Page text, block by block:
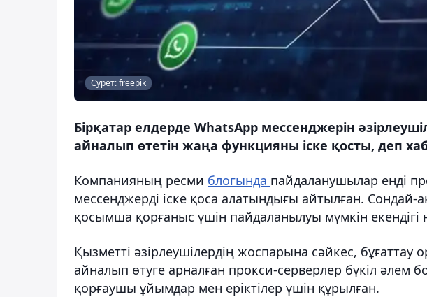
Сурет: freepik
Бірқатар елдерде WhatsApp мессенджерін
айналып өтетін жаңа функцияны іске қосты, деп
Компанияның ресми блогында пайдаланушылар енді
мессенджерді іске қоса алатындығы айтылған. Сондай-
қосымша қорғаныс үшін пайдаланылуы мүмкін екендігі
Қызметті әзірлеушілердің жоспарына сәйкес, бұғаттау
айналып өтуге арналған прокси-серверлер бүкіл әлем
қорғаушы ұйымдар мен еріктілер үшін құрылған.